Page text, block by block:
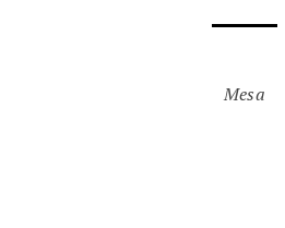
Mesa